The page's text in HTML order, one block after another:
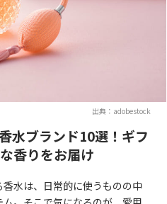
出典：adobestock
水ブランド10選！ギフ
香りをお届け
水は、日常的に使うものの中